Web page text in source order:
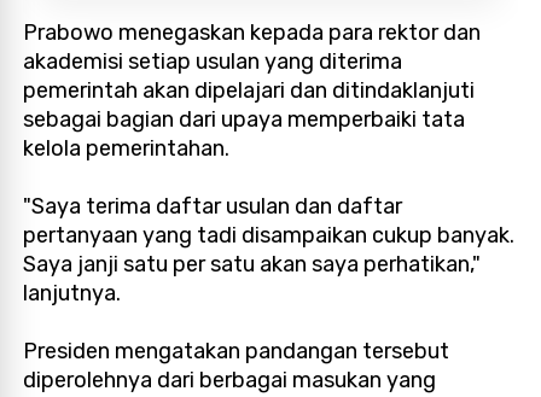
Prabowo menegaskan kepada para rektor dan
akademisi setiap usulan yang diterima
pemerintah akan dipelajari dan ditindaklanjuti
sebagai bagian dari upaya memperbaiki tata
kelola pemerintahan.
"Saya terima daftar usulan dan daftar
pertanyaan yang tadi disampaikan cukup banyak.
Saya janji satu per satu akan saya perhatikan,"
lanjutnya.
Presiden mengatakan pandangan tersebut
diperolehnya dari berbagai masukan yang